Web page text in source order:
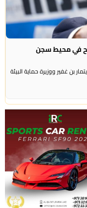
في محيط سجن
غفير ووزيرة حماية البيئة